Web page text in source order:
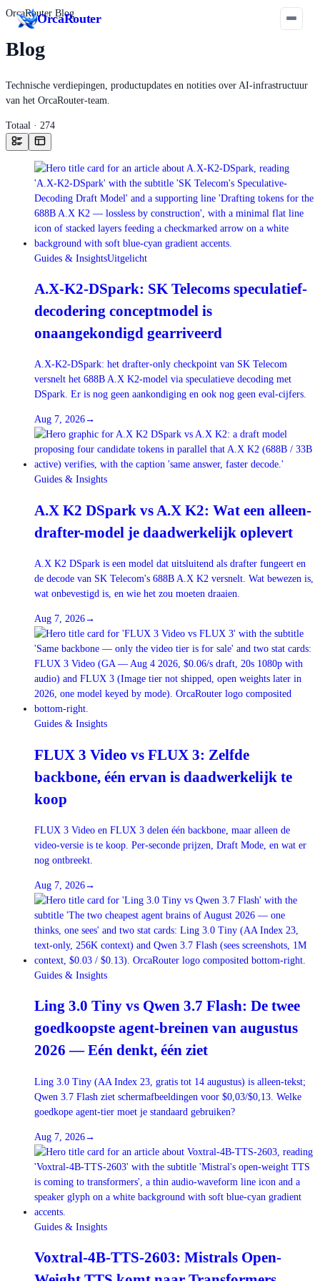
OrcaRouter
OrcaRouter Blog
Blog
Technische verdiepingen, productupdates en notities over AI-infrastructuur
van het OrcaRouter-team.
Totaal · 274
Guides & InsightsUitgelicht
A.X-K2-DSpark: SK Telecoms speculatief-
decodering conceptmodel is
onaangekondigd gearriveerd
A.X-K2-DSpark: het drafter-only checkpoint van SK Telecom
versnelt het 688B A.X K2-model via speculatieve decoding met
DSpark. Er is nog geen aankondiging en ook nog geen eval-cijfers.
Aug 7, 2026→
Guides & Insights
A.X K2 DSpark vs A.X K2: Wat een alleen-
drafter-model je daadwerkelijk oplevert
A.X K2 DSpark is een model dat uitsluitend als drafter fungeert en
de decode van SK Telecom's 688B A.X K2 versnelt. Wat bewezen is,
wat onbevestigd is, en wie het zou moeten draaien.
Aug 7, 2026→
Guides & Insights
FLUX 3 Video vs FLUX 3: Zelfde
backbone, één ervan is daadwerkelijk te
koop
FLUX 3 Video en FLUX 3 delen één backbone, maar alleen de
video-versie is te koop. Per-seconde prijzen, Draft Mode, en wat er
nog ontbreekt.
Aug 7, 2026→
Guides & Insights
Ling 3.0 Tiny vs Qwen 3.7 Flash: De twee
goedkoopste agent-breinen van augustus
2026 — Eén denkt, één ziet
Ling 3.0 Tiny (AA Index 23, gratis tot 14 augustus) is alleen-tekst;
Qwen 3.7 Flash ziet schermafbeeldingen voor $0,03/$0,13. Welke
goedkope agent-tier moet je standaard gebruiken?
Aug 7, 2026→
Guides & Insights
Voxtral-4B-TTS-2603: Mistrals Open-